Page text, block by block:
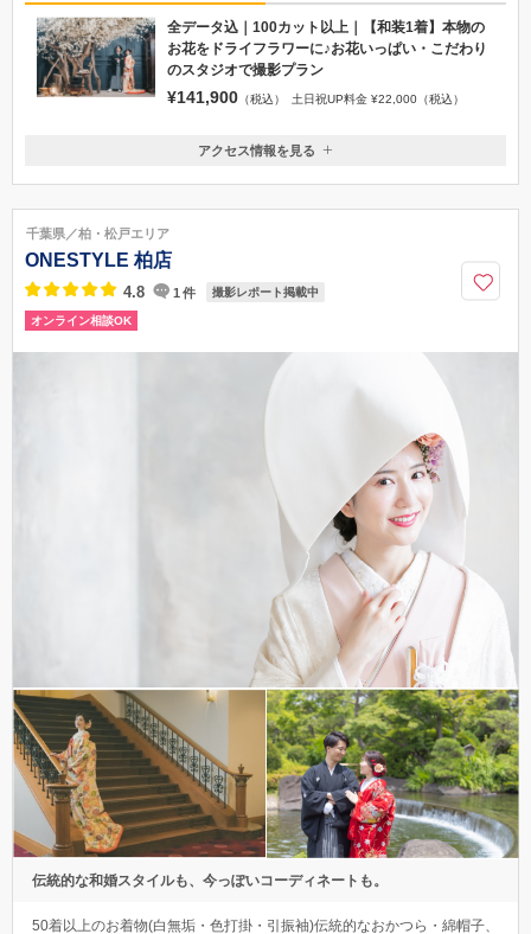
全データ込｜100カット以上｜【和装1着】本物の
お花をドライフラワーに♪お花いっぱい・こだわり
のスタジオで撮影プラン
¥141,900 （税込） 土日祝UP料金 ¥22,000（税込）
千葉県千葉市中央区中央1-11-1 ロイヤルパインズホテル千葉4F
徒歩約3分 京成電鉄 千葉中央駅より徒歩約5分 千葉中央公園が目印で
す。
043-222-1701
アクセス情報を見る
千葉県／柏・松戸エリア
ONESTYLE 柏店
4.8 1 件 撮影レポート掲載中
オンライン相談OK
伝統的な和婚スタイルも、今っぽいコーディネートも。
50着以上のお着物(白無垢・色打掛・引振袖)伝統的なおかつら・綿帽子、